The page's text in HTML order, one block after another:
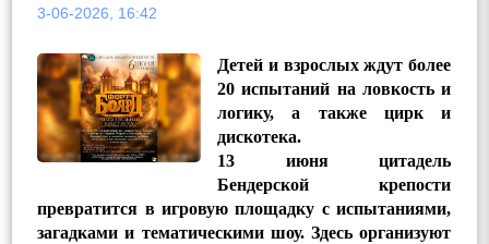
3-06-2026, 16:42
Детей и взрослых ждут более
20 испытаний на ловкость и
логику, а также цирк и
дискотека.
13 июня цитадель
Бендерской крепости
превратится в игровую площадку с испытаниями,
загадками и тематическими шоу. Здесь организуют